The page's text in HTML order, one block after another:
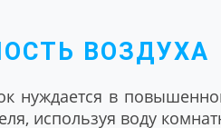
ВОЗДУХА
нуждается в
используя воду